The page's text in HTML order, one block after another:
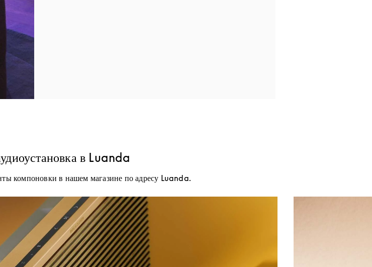
в Luanda
компоновки в нашем магазине по адресу Luanda.